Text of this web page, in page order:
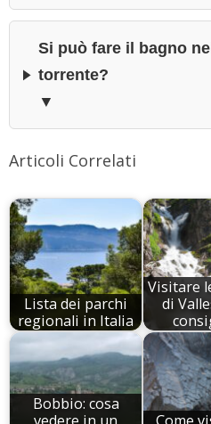
Si può fare il bagno
torrente?
▼
Articoli Correlati
Lista dei parchi
regionali in Italia
Visitare
di
Bobbio: cosa